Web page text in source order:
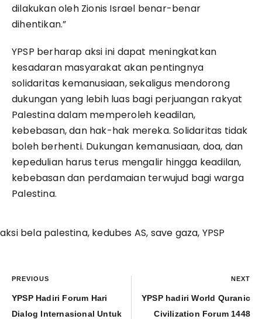
dilakukan oleh Zionis Israel benar-benar
dihentikan.”
YPSP berharap aksi ini dapat meningkatkan
kesadaran masyarakat akan pentingnya
solidaritas kemanusiaan, sekaligus mendorong
dukungan yang lebih luas bagi perjuangan rakyat
Palestina dalam memperoleh keadilan,
kebebasan, dan hak-hak mereka. Solidaritas tidak
boleh berhenti. Dukungan kemanusiaan, doa, dan
kepedulian harus terus mengalir hingga keadilan,
kebebasan dan perdamaian terwujud bagi warga
Palestina.
aksi bela palestina, kedubes AS, save gaza, YPSP
PREVIOUS
YPSP Hadiri Forum Hari
Dialog Internasional Untuk
NEXT
YPSP hadiri World Quranic
Civilization Forum 1448